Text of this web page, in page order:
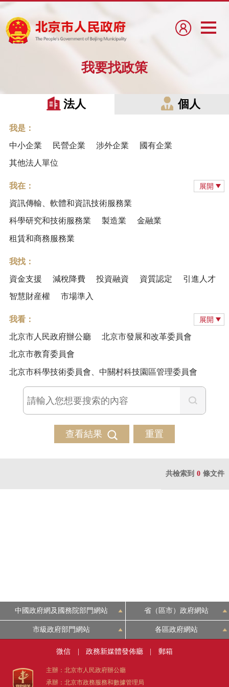
我要找政策
法人 個人
我是：
中小企業
民營企業 涉外企業 國有企業
其他法人單位
我在：
資訊傳輸、軟體和資訊技術服務業
科學研究和技術服務業 製造業 金融業
租賃和商務服務業
展開
我找：
資金支援
減稅降費 投資融資 資質認定 引進人才
智慧財産權 市場準入
我看：
北京市人民政府辦公廳
北京市發展和改革委員會
北京市教育委員會
北京市科學技術委員會、中關村科技園區管理委員會
展開
查看結果 重置
共檢索到 0 條文件
中國政府網及國務院部門網站 省（區市）政府網站
市級政府部門網站 各區政府網站
微信 政務新媒體發佈廳 郵箱
主辦：北京市人民政府辦公廳
承辦：北京市政務服務和數據管理局